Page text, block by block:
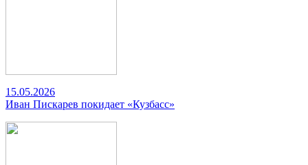
15.05.2026
Иван Пискарев покидает «Кузбасс»